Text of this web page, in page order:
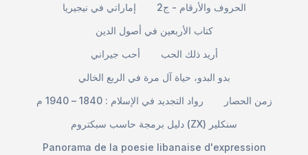
إماراتي في نيجيريا
الحروف والأرقام - ج2
كتاب الأربعين في أصول الدين
أحب جيراني
أريد ذلك الحب
بدو البدو، حياة آل مرة في الربع الخالي
رواد التجديد في الإسلام : 1840 – 1940 م
زمن الحصار
دليل برمجة حاسب سبكتروم (ZX) سنكلير
Panorama de la poesie libanaise d'expression